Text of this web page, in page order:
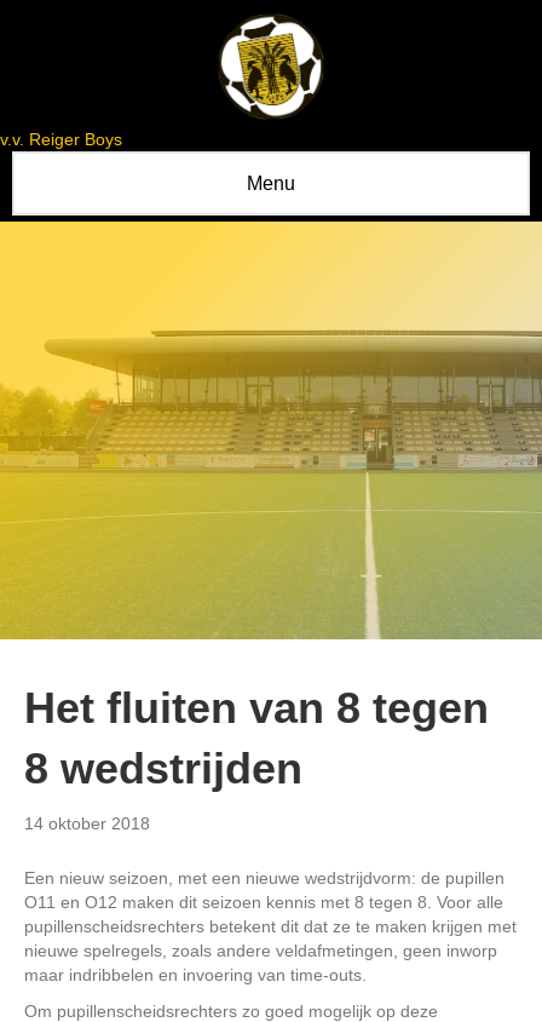
v.v. Reiger Boys
Menu
Het fluiten van 8 tegen
8 wedstrijden
14 oktober 2018
Een nieuw seizoen, met een nieuwe wedstrijdvorm: de pupillen
O11 en O12 maken dit seizoen kennis met 8 tegen 8. Voor alle
pupillenscheidsrechters betekent dit dat ze te maken krijgen met
nieuwe spelregels, zoals andere veldafmetingen, geen inworp
maar indribbelen en invoering van time-outs.
Om pupillenscheidsrechters zo goed mogelijk op deze